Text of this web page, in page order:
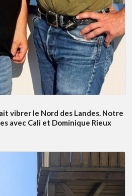
vibrer le Nord des Landes. Notre
avec Cali et Dominique Rieux